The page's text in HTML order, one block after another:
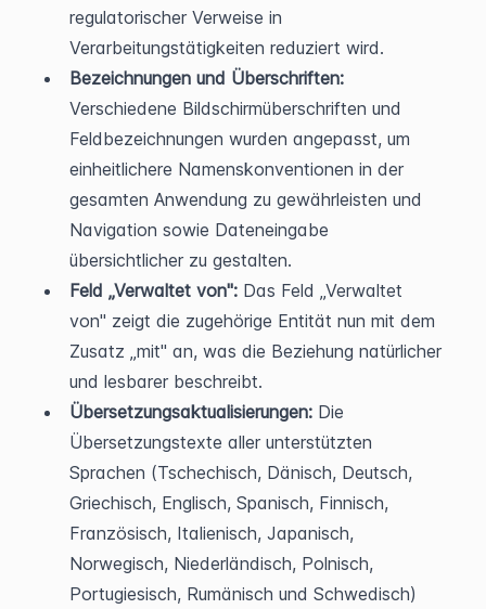
regulatorischer Verweise in
Verarbeitungstätigkeiten reduziert wird.
Bezeichnungen und Überschriften:
Verschiedene Bildschirmüberschriften und
Feldbezeichnungen wurden angepasst, um
einheitlichere Namenskonventionen in der
gesamten Anwendung zu gewährleisten und
Navigation sowie Dateneingabe
übersichtlicher zu gestalten.
Feld „Verwaltet von": Das Feld „Verwaltet
von" zeigt die zugehörige Entität nun mit dem
Zusatz „mit" an, was die Beziehung natürlicher
und lesbarer beschreibt.
Übersetzungsaktualisierungen: Die
Übersetzungstexte aller unterstützten
Sprachen (Tschechisch, Dänisch, Deutsch,
Griechisch, Englisch, Spanisch, Finnisch,
Französisch, Italienisch, Japanisch,
Norwegisch, Niederländisch, Polnisch,
Portugiesisch, Rumänisch und Schwedisch)